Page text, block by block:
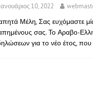
10, 2022
Μέλη, Σας ευχόμαστε
σας. Το Αραβο-
για το νέο έτος, που